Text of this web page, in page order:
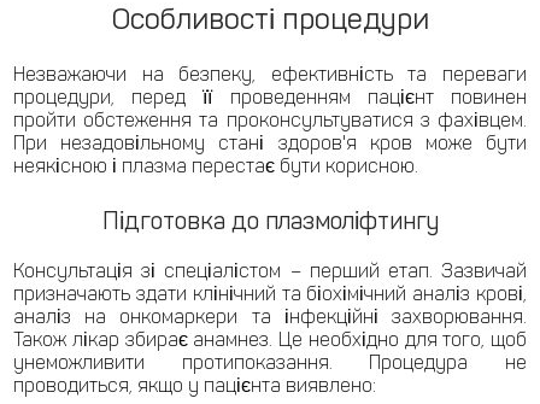
Особливості процедури
Незважаючи на безпеку, ефективність та переваги
процедури, перед її проведенням пацієнт повинен
пройти обстеження та проконсультуватися з фахівцем.
При незадовільному стані здоров'я кров може бути
неякісною і плазма перестає бути корисною.
Підготовка до плазмоліфтингу
Консультація зі спеціалістом – перший етап. Зазвичай
призначають здати клінічний та біохімічний аналіз крові,
аналіз на онкомаркери та інфекційні захворювання.
Також лікар збирає анамнез. Це необхідно для того, щоб
унеможливити протипоказання. Процедура не
проводиться, якщо у пацієнта виявлено: